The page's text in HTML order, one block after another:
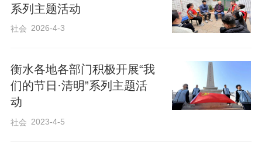
系列主题活动
社会 2026-4-3
衡水各地各部门积极开展“我
们的节日·清明”系列主题活
动
社会 2023-4-5